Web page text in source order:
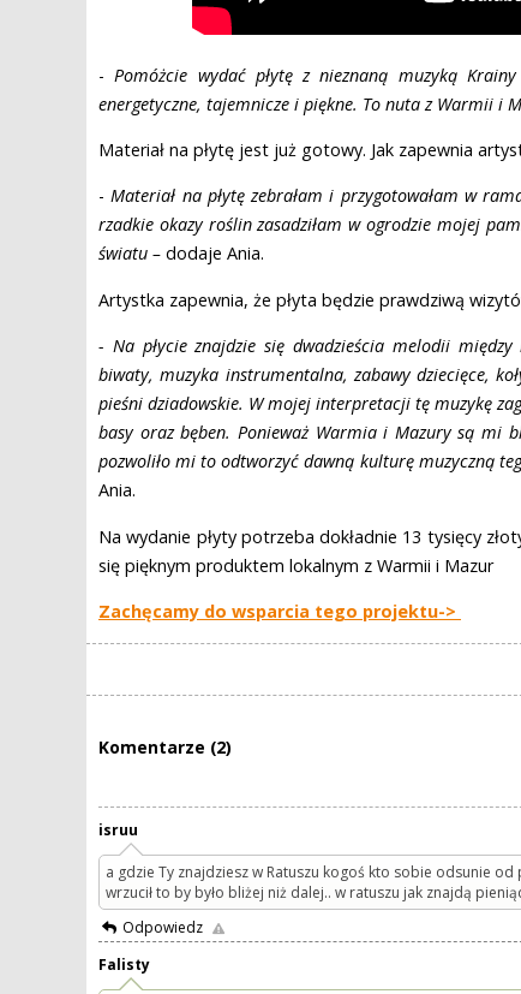
- Pomóżcie wydać płytę z nieznaną muzyką
energetyczne, tajemnicze i piękne. To nuta z Warmii i
Materiał na płytę jest już gotowy. Jak zapewnia
- Materiał na płytę zebrałam i przygotowałam w
rzadkie okazy roślin zasadziłam w ogrodzie mojej
światu – dodaje Ania.
Artystka zapewnia, że płyta będzie prawdziwą
- Na płycie znajdzie się dwadzieścia melodii
biwaty, muzyka instrumentalna, zabawy dziecięce,
pieśni dziadowskie. W mojej interpretacji tę muzykę
basy oraz bęben. Ponieważ Warmia i Mazury są mi
pozwoliło mi to odtworzyć dawną kulturę muzyczną
Ania.
Na wydanie płyty potrzeba dokładnie 13 tysięcy
się pięknym produktem lokalnym z Warmii i Mazur
Zachęcamy do wsparcia tego projektu->
Komentarze (2)
isruu
a gdzie Ty znajdziesz w Ratuszu kogoś kto sobie odsunie
wrzucił to by było bliżej niż dalej.. w ratuszu jak znajdą
Odpowiedz
Falisty